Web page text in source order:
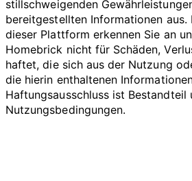
stillschweigenden
bereitgestellten Informationen aus.
dieser Plattform erkennen Sie an
Homebrick nicht für Schäden,
haftet, die sich aus der Nutzung
die hierin enthaltenen
Haftungsausschluss ist Bestandteil
Nutzungsbedingungen.